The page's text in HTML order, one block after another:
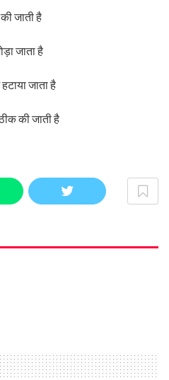
जाती है
जाता है
जाता है
की जाती है